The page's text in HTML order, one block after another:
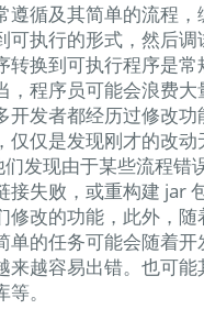
遵循及其简单的流程，
可执行的形式，然后调
转换到可执行程序是常
，程序员可能会浪费大
开发者都经历过修改
仅仅是发现刚才的改动
发现由于某些流程错
接失败，或重构建 jar
修改的功能，此外，随
单的任务可能会随着开
来越容易出错。也可
。